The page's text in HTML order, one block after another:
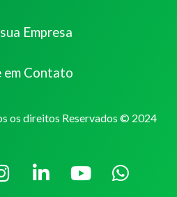
Empresa
em Contato
os direitos Reservados © 2024